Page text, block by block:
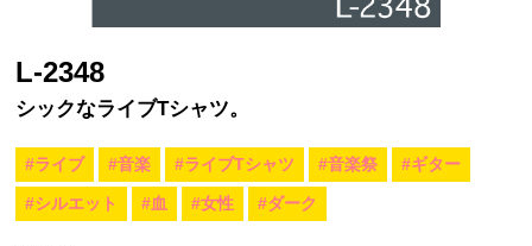
L-2348
シックなライブTシャツ。
#ライブ #音楽 #ライブTシャツ #音楽祭 #ギター
#シルエット #血 #女性 #ダーク